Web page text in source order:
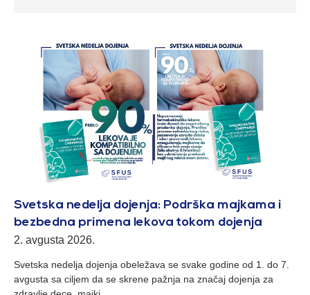
Svetska nedelja dojenja: Podrška majkama i
bezbedna primena lekova tokom dojenja
2. avgusta 2026.
Svetska nedelja dojenja obeležava se svake godine od 1. do 7.
avgusta sa ciljem da se skrene pažnja na značaj dojenja za